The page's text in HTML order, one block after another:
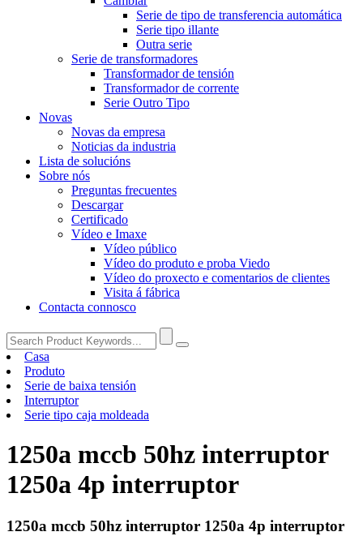
Serie de tipo de transferencia automática
Serie tipo illante
Outra serie
Serie de transformadores
Transformador de tensión
Transformador de corrente
Serie Outro Tipo
Novas
Novas da empresa
Noticias da industria
Lista de solucións
Sobre nós
Preguntas frecuentes
Descargar
Certificado
Vídeo e Imaxe
Vídeo público
Vídeo do produto e proba Viedo
Vídeo do proxecto e comentarios de clientes
Visita á fábrica
Contacta connosco
Casa
Produto
Serie de baixa tensión
Interruptor
Serie tipo caja moldeada
1250a mccb 50hz interruptor
1250a 4p interruptor
1250a mccb 50hz interruptor 1250a 4p interruptor